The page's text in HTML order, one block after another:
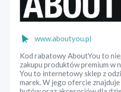
www.aboutyou.pl
Kod rabatowy AboutYou to
zakupu produktów premium w
You to internetowy sklep z
marek. W jego ofercie